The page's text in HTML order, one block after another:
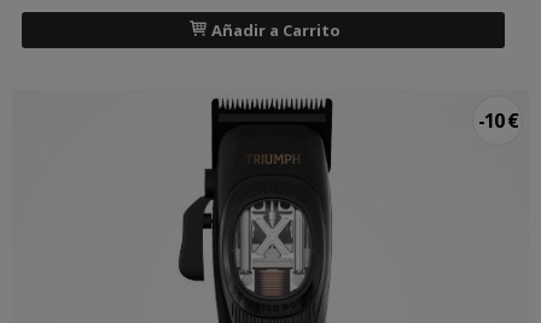
Añadir a Carrito
-10 €